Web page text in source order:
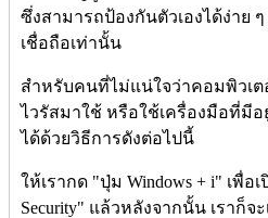
ซึ่งสามารถป้องกันตัวเองได้ง่าย
เชื่อถือเท่านั้น
สำหรับคนที่ไม่แน่ใจว่าคอมพิวเ
ไวรัสมาใช้ หรือใช้เครื่องมือที่มีอ
ได้ด้วยวิธีการดังต่อไปนี้
ให้เรากด "ปุ่ม Windows + i" เพื่อ
Security" แล้วหลังจากนั้น เราก็จ